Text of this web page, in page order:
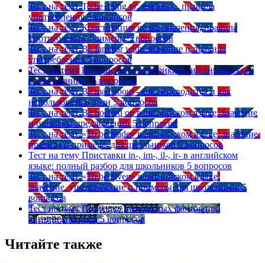
Тест на тему To be going to: значение, правила
употребления 5 вопросов
Тест на тему Конструкция go on: значения, правила
употребления, примеры 5 вопросов
Тест на тему Be familiar with: значение и правила
употребления 5 вопросов
Тест на тему Британский vs американский английский:
в чем разница? 5 вопросов
Тест на тему Be mad about - как переводится и как
использовать в речи 5 вопросов
Тест на тему Be hooked on в английском языке: значение
и примеры предложений 5 вопросов
Тест на тему «To be made» в английском языке: значение,
правила и примеры для школьников 5 вопросов
Тест на тему Приставки in-, im-, il-, ir- в английском
языке: полный разбор для школьников 5 вопросов
Тест на тему «To be given» в английском языке:
значение, употребление и примеры для школьников 5
вопросов
Тест на тему Подборка интересных фактов про
английский язык 5 вопросов
Читайте также